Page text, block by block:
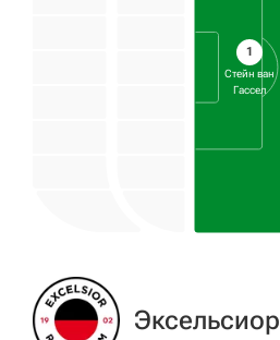
1
Стейн ван
Гассел
Эксельсиор